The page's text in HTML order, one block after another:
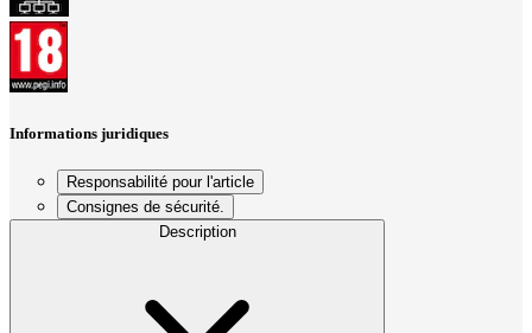
Informations juridiques
Responsabilité pour l'article
Consignes de sécurité.
Description